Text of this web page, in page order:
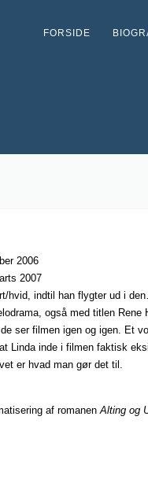
FORSIDE
2006
2007
hvid, indtil han flygter ud i
også med titlen
ser filmen igen og igen. Et
Linda inde i filmen faktisk
er hvad man gør det til.
af romanenAlting og